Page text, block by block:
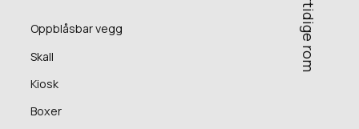
Oppblåsbar vegg
Skall
Kiosk
Boxer